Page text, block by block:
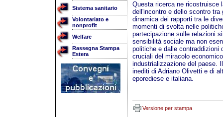
Sistema sanitario
Volontariato e
nonprofit
Welfare
Rassegna Stampa
Estera
Questa ricerca ne ricostruisce
dell'incontro e dello scontro
dinamica dei rapporti tra le
momenti di svolta nelle
partecipazione sulle relazioni
sensibilità sociale ma non
politiche e dalle contraddizioni
cruciali del miracolo
industrializzazione del paese.
inediti di Adriano Olivetti e di
eporediese e italiana.
Versione per stampa